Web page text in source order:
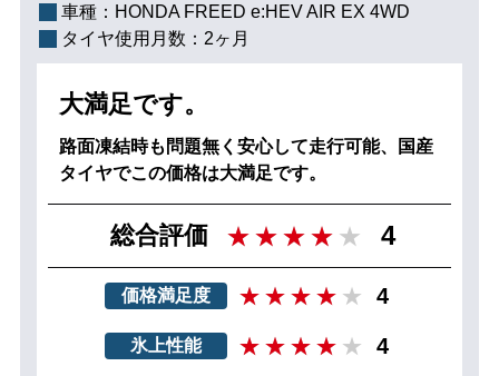
車種： HONDA FREED e:HEV AIR EX 4WD
タイヤ使用月数： 2ヶ月
大満足です。
路面凍結時も問題無く安心して走行可能、国産
タイヤでこの価格は大満足です。
総合評価 4
価格満足度 4
氷上性能 4